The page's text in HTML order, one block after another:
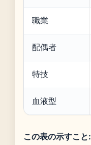
職業
配偶者
特技
血液型
この表の示すこと: